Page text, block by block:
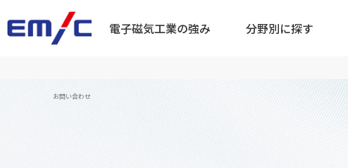
電⼦磁気⼯業の強み 分野別に探す
お問い合わせ